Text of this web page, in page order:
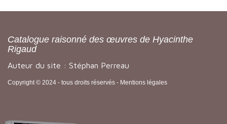
Catalogue raisonné des œuvres de Hyacinthe
Rigaud
Auteur du site : Stéphan Perreau
Copyright © 2024 - tous droits réservés - Mentions légales